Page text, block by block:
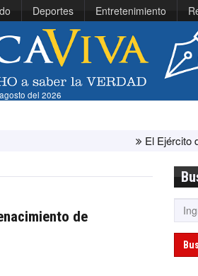
Deportes Entretenimiento
del 2026
El Ejército de Estados
de